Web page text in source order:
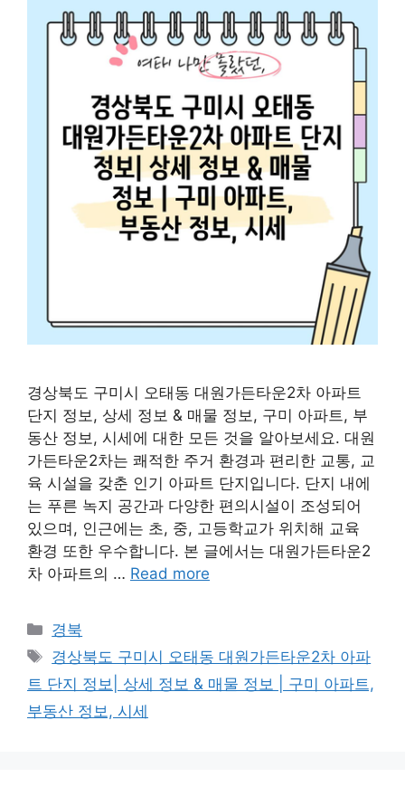
경상북도 구미시 오태동 대원가든타운2차 아파트
단지 정보, 상세 정보 & 매물 정보, 구미 아파트, 부
동산 정보, 시세에 대한 모든 것을 알아보세요. 대원
가든타운2차는 쾌적한 주거 환경과 편리한 교통, 교
육 시설을 갖춘 인기 아파트 단지입니다. 단지 내에
는 푸른 녹지 공간과 다양한 편의시설이 조성되어
있으며, 인근에는 초, 중, 고등학교가 위치해 교육
환경 또한 우수합니다. 본 글에서는 대원가든타운2
차 아파트의 … Read more
Categories
경북
Tags
경상북도 구미시 오태동 대원가든타운2차 아파
트 단지 정보| 상세 정보 & 매물 정보 | 구미 아파트,
부동산 정보, 시세